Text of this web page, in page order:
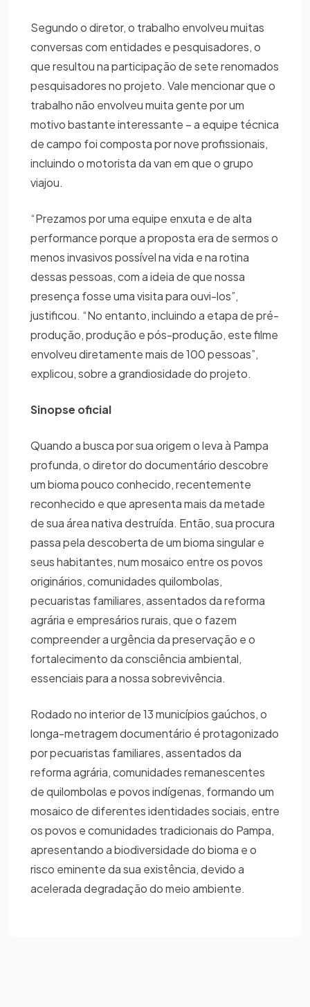
Segundo o diretor, o trabalho envolveu muitas
conversas com entidades e pesquisadores, o
que resultou na participação de sete renomados
pesquisadores no projeto. Vale mencionar que o
trabalho não envolveu muita gente por um
motivo bastante interessante – a equipe técnica
de campo foi composta por nove profissionais,
incluindo o motorista da van em que o grupo
viajou.
“Prezamos por uma equipe enxuta e de alta
performance porque a proposta era de sermos o
menos invasivos possível na vida e na rotina
dessas pessoas, com a ideia de que nossa
presença fosse uma visita para ouvi-los”,
justificou. “No entanto, incluindo a etapa de pré-
produção, produção e pós-produção, este filme
envolveu diretamente mais de 100 pessoas”,
explicou, sobre a grandiosidade do projeto.
Sinopse oficial
Quando a busca por sua origem o leva à Pampa
profunda, o diretor do documentário descobre
um bioma pouco conhecido, recentemente
reconhecido e que apresenta mais da metade
de sua área nativa destruída. Então, sua procura
passa pela descoberta de um bioma singular e
seus habitantes, num mosaico entre os povos
originários, comunidades quilombolas,
pecuaristas familiares, assentados da reforma
agrária e empresários rurais, que o fazem
compreender a urgência da preservação e o
fortalecimento da consciência ambiental,
essenciais para a nossa sobrevivência.
Rodado no interior de 13 municípios gaúchos, o
longa-metragem documentário é protagonizado
por pecuaristas familiares, assentados da
reforma agrária, comunidades remanescentes
de quilombolas e povos indígenas, formando um
mosaico de diferentes identidades sociais, entre
os povos e comunidades tradicionais do Pampa,
apresentando a biodiversidade do bioma e o
risco eminente da sua existência, devido a
acelerada degradação do meio ambiente.